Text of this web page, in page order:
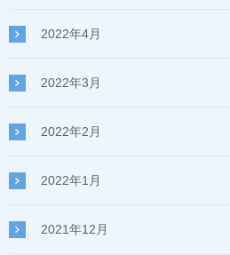
2022年4月
2022年3月
2022年2月
2022年1月
2021年12月